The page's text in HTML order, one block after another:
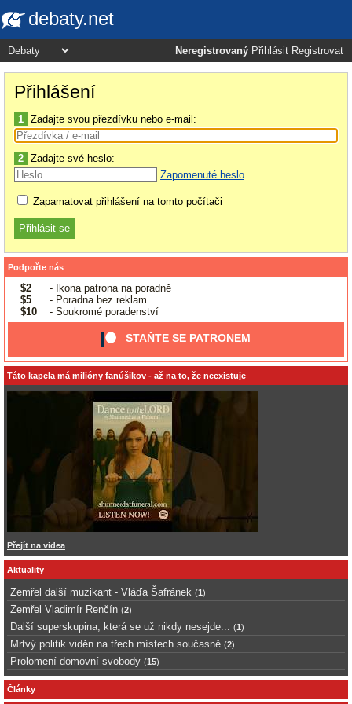
debaty.net
Neregistrovaný Přihlásit Registrovat
Přihlášení
1 Zadajte svou přezdívku nebo e-mail:
2 Zadajte své heslo:
Zapomenuté heslo
Zapamatovat přihlášení na tomto počítači
Podpořte nás
$2
- Ikona patrona na poradně
$5
- Poradna bez reklam
$10
- Soukromé poradenství
STAŇTE SE PATRONEM
Táto kapela má milióny fanúšikov - až na to, že neexistuje
Přejít na videa
Aktuality
Zemřel další muzikant - Vláďa Šafránek (1)
Zemřel Vladimír Renčín (2)
Další superskupina, která se už nikdy nesejde... (1)
Mrtvý politik viděn na třech místech současně (2)
Prolomení domovní svobody (15)
Články